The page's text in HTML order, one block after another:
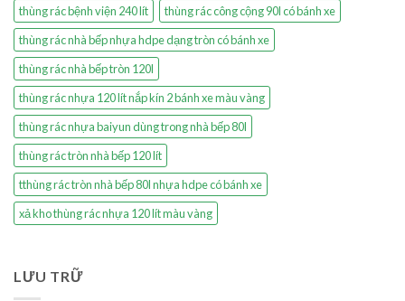
thùng rác bệnh viện 240 lít
thùng rác công cộng 90l có bánh xe
thùng rác nhà bếp nhựa hdpe dạng tròn có bánh xe
thùng rác nhà bếp tròn 120l
thùng rác nhựa 120 lít nắp kín 2 bánh xe màu vàng
thùng rác nhựa baiyun dùng trong nhà bếp 80l
thùng rác tròn nhà bếp 120 lít
tthùng rác tròn nhà bếp 80l nhựa hdpe có bánh xe
xả kho thùng rác nhựa 120 lít màu vàng
LƯU TRỮ